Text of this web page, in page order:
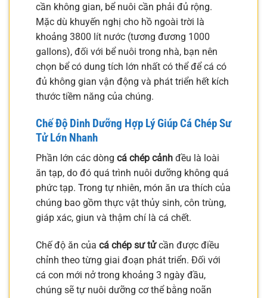
cần không gian, bể nuôi cần phải đủ rộng.
Mặc dù khuyến nghị cho hồ ngoài trời là
khoảng 3800 lít nước (tương đương 1000
gallons), đối với bể nuôi trong nhà, bạn nên
chọn bể có dung tích lớn nhất có thể để cá có
đủ không gian vận động và phát triển hết kích
thước tiềm năng của chúng.
Chế Độ Dinh Dưỡng Hợp Lý Giúp Cá Chép Sư
Tử Lớn Nhanh
Phần lớn các dòng cá chép cảnh đều là loài
ăn tạp, do đó quá trình nuôi dưỡng không quá
phức tạp. Trong tự nhiên, món ăn ưa thích của
chúng bao gồm thực vật thủy sinh, côn trùng,
giáp xác, giun và thậm chí là cá chết.
Chế độ ăn của cá chép sư tửcần được điều
chỉnh theo từng giai đoạn phát triển. Đối với
cá con mới nở trong khoảng 3 ngày đầu,
chúng sẽ tự nuôi dưỡng cơ thể bằng noãn